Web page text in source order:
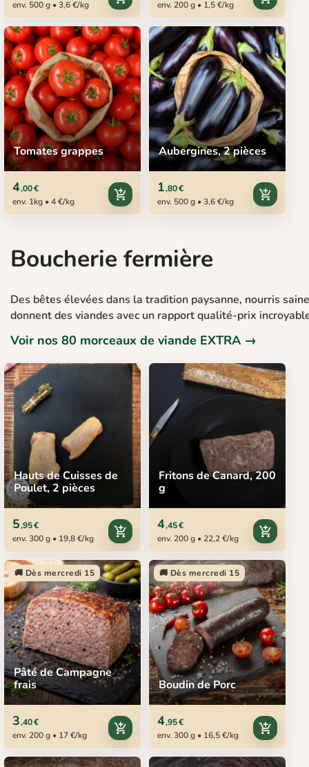
env. 500 g • 3,6 €/kg
env. 200 g • 1,5 €/kg
Tomates grappes
4,00 €
env. 1kg • 4 €/kg
add_shopping_cart
Aubergines, 2 pièces
1,80 €
env. 500 g • 3,6 €/kg
add_shopping_cart
Boucherie fermière
Des bêtes élevées dans la tradition paysanne, nourris
donnent des viandes avec un rapport qualité-prix
Voir nos 80 morceaux de viande EXTRA →
Hauts de Cuisses de
Poulet, 2 pièces
5,95 €
env. 300 g • 19,8 €/kg
add_shopping_cart
Fritons de Canard, 200
g
4,45 €
env. 200 g • 22,2 €/kg
add_shopping_cart
🚚 Dès mercredi 15
Pâté de Campagne
frais
3,40 €
env. 200 g • 17 €/kg
add_shopping_cart
🚚 Dès mercredi 15
Boudin de Porc
4,95 €
env. 300 g • 16,5 €/kg
add_shopping_cart